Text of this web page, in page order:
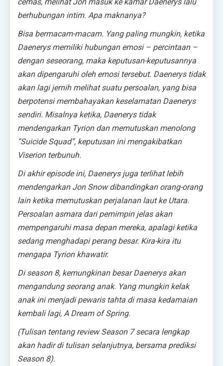
berhubungan intim. Apa maknanya?
Bisa bermacam-macam. Yang paling mungkin, ketika
Daenerys memiliki hubungan emosi – percintaan –
dengan seseorang, maka keputusan-keputusannya
akan dipengaruhi oleh emosi tersebut. Daenerys tidak
akan lagi jernih melihat suatu persoalan, yang bisa
berpotensi membahayakan keselamatan Daenerys
sendiri. Misalnya ketika, Daenerys tidak
mendengarkan Tyrion dan memutuskan menolong
“Suicide Squad”, keputusan ini mengakibatkan
Viserion terbunuh.
Di akhir episode ini, Daenerys juga terlihat lebih
mendengarkan Jon Snow dibandingkan orang-orang
lain ketika memutuskan perjalanan laut ke Utara.
Persoalan asmara dari pemimpin jelas akan
mempengaruhi masa depan mereka, apalagi ketika
sedang menghadapi perang besar. Kira-kira itu
mengapa Tyrion khawatir.
Di season 8, kemungkinan besar Daenerys akan
mengandung seorang anak. Yang mungkin kelak
anak ini menjadi pewaris tahta di masa kedamaian
kembali lagi, A Dream of Spring.
(Tulisan tentang review Season 7 secara lengkap
akan hadir di tulisan selanjutnya, bersama prediksi
Season 8).